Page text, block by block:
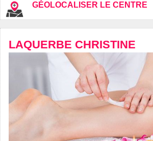
GÉOLOCALISER LE CENTRE
LAQUERBE CHRISTINE